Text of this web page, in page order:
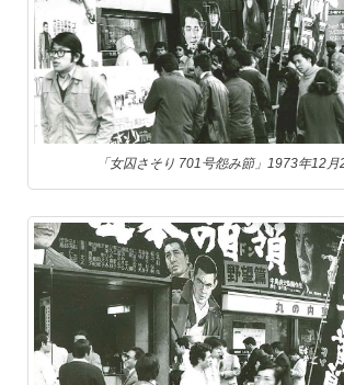
「女囚さそり 701号怨み節」1973年12